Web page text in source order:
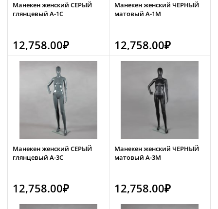
Манекен женский СЕРЫЙ
глянцевый А-1С
12,758.00₽
Манекен женский ЧЕРНЫЙ
матовый А-1М
12,758.00₽
Манекен женский СЕРЫЙ
глянцевый А-3С
12,758.00₽
Манекен женский ЧЕРНЫЙ
матовый А-3М
12,758.00₽